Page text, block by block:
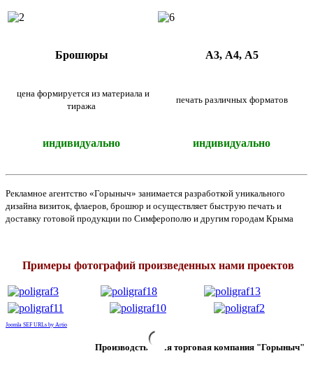
Брошюры А3, А4, А5
цена формируется из материала и
тиража
печать различных форматов
индивидуально индивидуально
Рекламное агентство «Горыныч» занимается разработкой уникального
дизайна визиток, флаеров, брошюр и осуществляет быструю печать и
доставку готовой продукции по Симферополю и другим городам Крыма
Примеры фотографий произведенных нами проектов
Joomla SEF URLs by Artio
Производственная торговая компания "Горыныч"